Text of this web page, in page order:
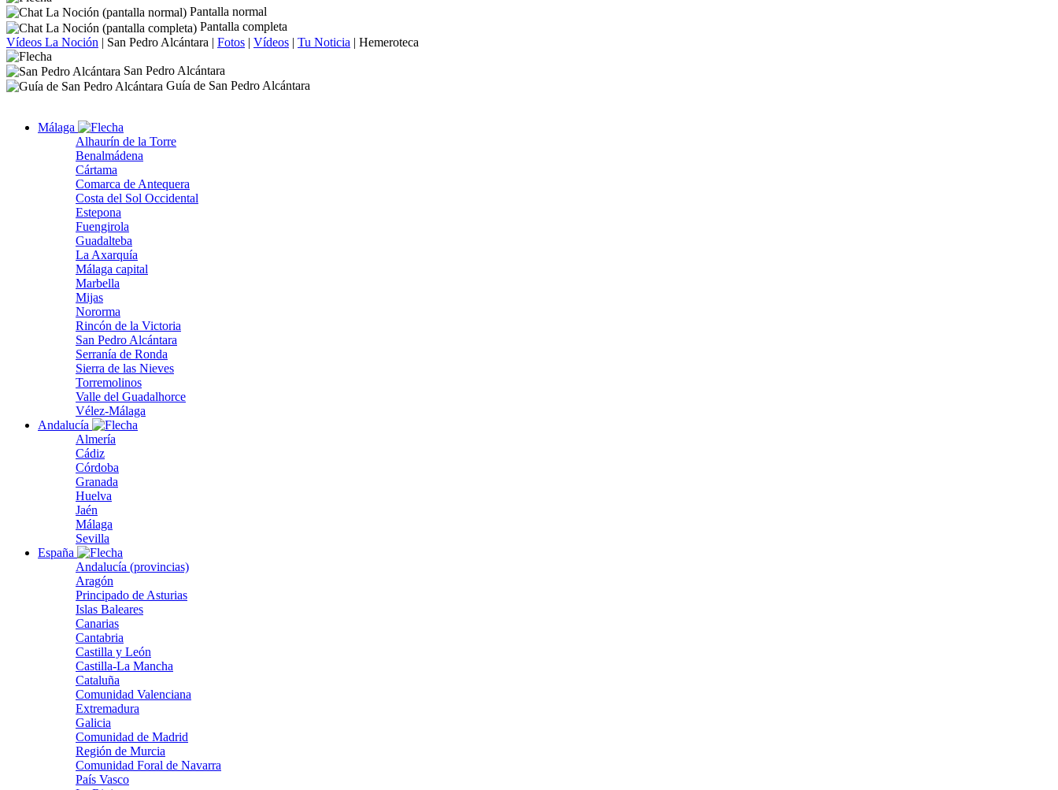
Pantalla normal
Pantalla completa
Vídeos La Noción | San Pedro Alcántara | Fotos | Vídeos | Tu Noticia | Hemeroteca
San Pedro Alcántara
Guía de San Pedro Alcántara
Málaga
Alhaurín de la Torre
Benalmádena
Cártama
Comarca de Antequera
Costa del Sol Occidental
Estepona
Fuengirola
Guadalteba
La Axarquía
Málaga capital
Marbella
Mijas
Nororma
Rincón de la Victoria
San Pedro Alcántara
Serranía de Ronda
Sierra de las Nieves
Torremolinos
Valle del Guadalhorce
Vélez-Málaga
Andalucía
Almería
Cádiz
Córdoba
Granada
Huelva
Jaén
Málaga
Sevilla
España
Andalucía (provincias)
Aragón
Principado de Asturias
Islas Baleares
Canarias
Cantabria
Castilla y León
Castilla-La Mancha
Cataluña
Comunidad Valenciana
Extremadura
Galicia
Comunidad de Madrid
Región de Murcia
Comunidad Foral de Navarra
País Vasco